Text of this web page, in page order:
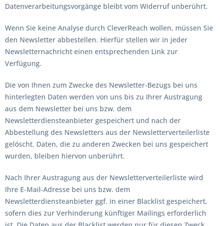
Datenverarbeitungsvorgänge bleibt vom Widerruf unberührt.
Wenn Sie keine Analyse durch CleverReach wollen, müssen Sie
den Newsletter abbestellen. Hierfür stellen wir in jeder
Newsletternachricht einen entsprechenden Link zur
Verfügung.
Die von Ihnen zum Zwecke des Newsletter-Bezugs bei uns
hinterlegten Daten werden von uns bis zu Ihrer Austragung
aus dem Newsletter bei uns bzw. dem
Newsletterdiensteanbieter gespeichert und nach der
Abbestellung des Newsletters aus der Newsletterverteilerliste
gelöscht. Daten, die zu anderen Zwecken bei uns gespeichert
wurden, bleiben hiervon unberührt.
Nach Ihrer Austragung aus der Newsletterverteilerliste wird
Ihre E-Mail-Adresse bei uns bzw. dem
Newsletterdiensteanbieter ggf. in einer Blacklist gespeichert,
sofern dies zur Verhinderung künftiger Mailings erforderlich